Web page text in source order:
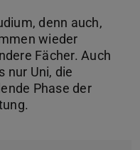
denn auch,
wieder
Fächer. Auch
nur Uni, die
Phase der